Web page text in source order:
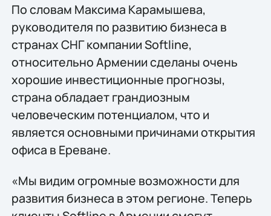
По словам Максима Карамышева,
руководителя по развитию бизнеса в
странах СНГ компании Softline,
относительно Армении сделаны очень
хорошие инвестиционные прогнозы,
страна обладает грандиозным
человеческим потенциалом, что и
является основными причинами открытия
офиса в Ереване.
«Мы видим огромные возможности для
развития бизнеса в этом регионе. Теперь